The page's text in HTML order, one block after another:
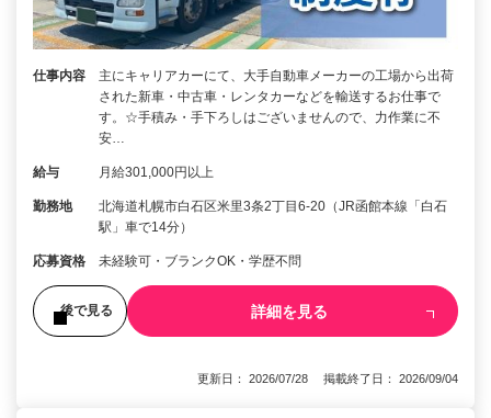
仕事内容
主にキャリアカーにて、大手自動車メーカーの工場から出荷
された新車・中古車・レンタカーなどを輸送するお仕事で
す。☆手積み・手下ろしはございませんので、力作業に不
安…
給与 月給301,000円以上
勤務地
北海道札幌市白石区米里3条2丁目6-20（JR函館本線「白石
駅」車で14分）
応募資格 未経験可・ブランクOK・学歴不問
後で見る 詳細を見る
更新日： 2026/07/28 掲載終了日： 2026/09/04